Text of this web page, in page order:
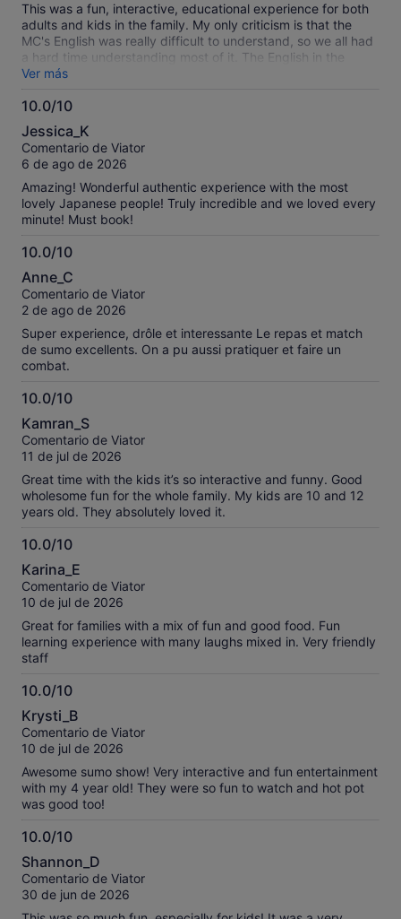
This was a fun, interactive, educational experience for both
adults and kids in the family. My only criticism is that the
MC's English was really difficult to understand, so we all had
a hard time understanding most of it. The English in the
video show was perfect. The venue is very close to Ryogoku
Edo Noren, Sumo Museum, and Ryogoku Sumo Arena. If you
have time, I highly recommend you budget some time to
Ver más
10.0/10
10.0
sobre
10
Jessica_K
Comentario de Viator
6 de ago de 2026
Amazing! Wonderful authentic experience with the most
lovely Japanese people! Truly incredible and we loved every
minute! Must book!
10.0/10
10.0
sobre
10
Anne_C
Comentario de Viator
2 de ago de 2026
Super experience, drôle et interessante Le repas et match
de sumo excellents. On a pu aussi pratiquer et faire un
combat.
10.0/10
10.0
sobre
10
Kamran_S
Comentario de Viator
11 de jul de 2026
Great time with the kids it’s so interactive and funny. Good
wholesome fun for the whole family. My kids are 10 and 12
years old. They absolutely loved it.
10.0/10
10.0
sobre
10
Karina_E
Comentario de Viator
10 de jul de 2026
Great for families with a mix of fun and good food. Fun
learning experience with many laughs mixed in. Very friendly
staff
10.0/10
10.0
sobre
10
Krysti_B
Comentario de Viator
10 de jul de 2026
Awesome sumo show! Very interactive and fun entertainment
with my 4 year old! They were so fun to watch and hot pot
was good too!
10.0/10
10.0
sobre
10
Shannon_D
Comentario de Viator
30 de jun de 2026